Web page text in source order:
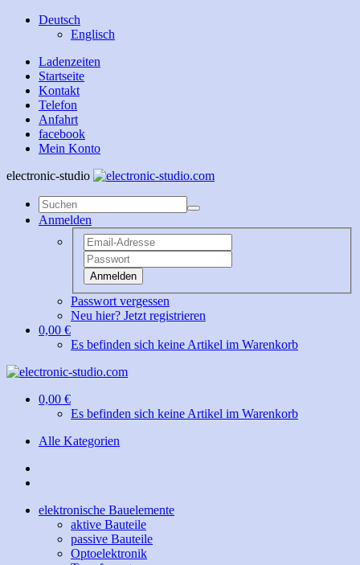
Deutsch
Englisch
Ladenzeiten
Startseite
Kontakt
Telefon
Anfahrt
facebook
Mein Konto
electronic-studio
Anmelden
Anmelden
Passwort vergessen
Neu hier? Jetzt registrieren
0,00 €
Es befinden sich keine Artikel im Warenkorb
0,00 €
Es befinden sich keine Artikel im Warenkorb
Alle Kategorien
elektronische Bauelemente
aktive Bauteile
passive Bauteile
Optoelektronik